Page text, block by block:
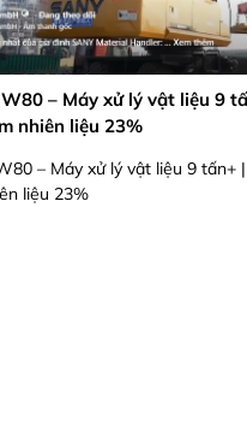
– Máy xử lý vật liệu 9
nhiên liệu 23%
– Máy xử lý vật liệu 9 tấn+
liệu 23%